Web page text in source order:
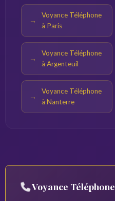
Voyance Téléphone
à Paris
Voyance Téléphone
à Argenteuil
Voyance Téléphone
à Nanterre
Voyance Téléphone